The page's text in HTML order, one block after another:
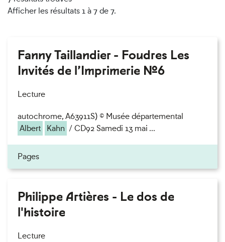
Afficher les résultats 1 à 7 de 7.
Fanny Taillandier - Foudres Les
Invités de l’Imprimerie n°6
Lecture
autochrome, A63911S) © Musée départemental
Albert
Kahn / CD92 Samedi 13 mai ...
Pages
Philippe Artières - Le dos de
l'histoire
Lecture